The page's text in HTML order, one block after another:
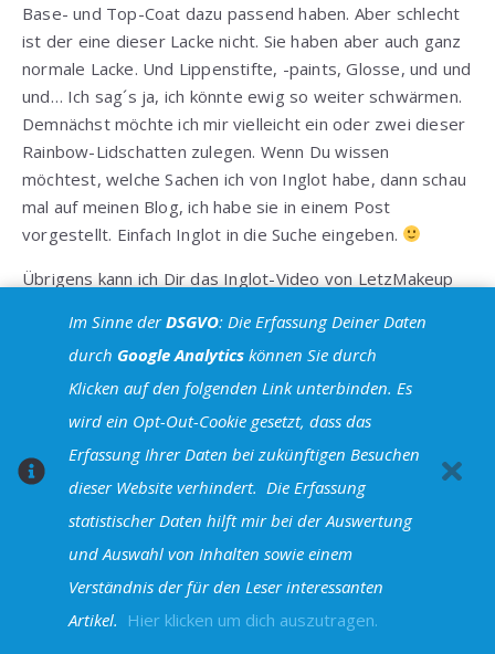
Base- und Top-Coat dazu passend haben. Aber schlecht
ist der eine dieser Lacke nicht. Sie haben aber auch ganz
normale Lacke. Und Lippenstifte, -paints, Glosse, und und
und… Ich sag´s ja, ich könnte ewig so weiter schwärmen.
Demnächst möchte ich mir vielleicht ein oder zwei dieser
Rainbow-Lidschatten zulegen. Wenn Du wissen
möchtest, welche Sachen ich von Inglot habe, dann schau
mal auf meinen Blog, ich habe sie in einem Post
vorgestellt. Einfach Inglot in die Suche eingeben.
Übrigens kann ich Dir das Inglot-Video von LetzMakeup
Video all ihre Inglot-Lischatten gezeigt und da sie Make
up-Artistin in Irland ist, hat sie viele und man bekommt
einen tollen Eindruck. Auch auf ihrem Blog
letzmakeup.com gibt es dazu den passenden Beitrag.
Deinem letzten Abschnitt kann ich auch nur zustimmen.
Ganz liebe Grüße und ein schönes Wochenende wünsche
ich Dir, Tina
Anni
Im Sinne derDSGVO: Die Erfassung Deiner Daten
durch Google Analyticskönnen Sie durch
Klicken auf den folgenden Link unterbinden. Es
wird ein Opt-Out-Cookie gesetzt, dass das
Erfassung Ihrer Daten bei zukünftigen Besuchen
dieser Website verhindert. Die Erfassung
statistischer Daten hilft mir bei der Auswertung
und Auswahl von Inhalten sowie einem
Verständnis der für den Leser interessanten
Artikel. Hier klicken um dich auszutragen.